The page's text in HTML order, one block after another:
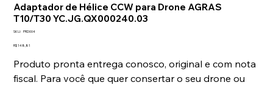
Adaptador de Hélice CCW para Drone AGRAS
T10/T30 YC.JG.QX000240.03
SKU: SKU
PRD004
Preço
R$ 148,81
Produto pronta entrega conosco, original e com nota
fiscal. Para você que quer consertar o seu drone ou